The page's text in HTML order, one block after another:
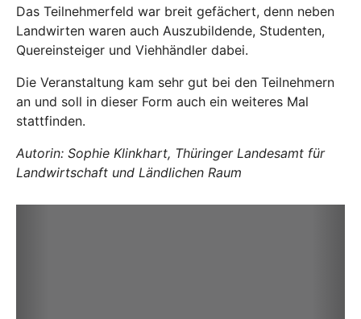
Das Teilnehmerfeld war breit gefächert, denn neben
Landwirten waren auch Auszubildende, Studenten,
Quereinsteiger und Viehhändler dabei.
Die Veranstaltung kam sehr gut bei den Teilnehmern
an und soll in dieser Form auch ein weiteres Mal
stattfinden.
Autorin: Sophie Klinkhart, Thüringer Landesamt für
Landwirtschaft und Ländlichen Raum